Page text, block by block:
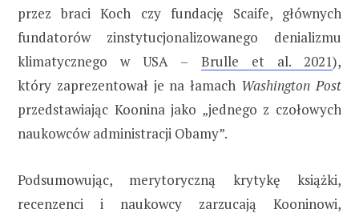
przez braci Koch czy fundację Scaife, głównych
fundatorów zinstytucjonalizowanego denializmu
klimatycznego w USA – Brulle et al. 2021),
który zaprezentował je na łamach Washington Post
przedstawiając Koonina jako „jednego z czołowych
naukowców administracji Obamy”.
Podsumowując, merytoryczną krytykę książki,
recenzenci i naukowcy zarzucają Kooninowi,